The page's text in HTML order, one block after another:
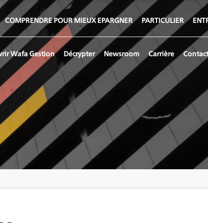
Wafa Gestion Décrypter Newsroom Carrière
COMPRENDRE POUR MIEUX EPARGNER PARTICULIER